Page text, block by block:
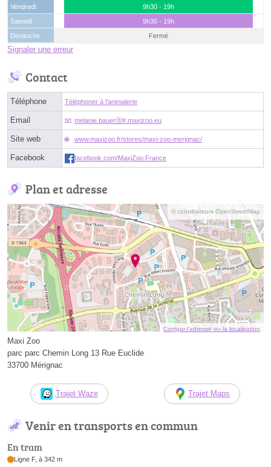
Vendredi
9h30 - 19h
Samedi
9h30 - 19h
Dimanche
Fermé
Signaler une erreur
Contact
Téléphone Téléphoner à l'animalerie
Email melanie.bauerⓐfr.maxizoo.eu
Site web www.maxizoo.fr/stores/maxi-zoo-merignac/
Facebook facebook.com/MaxiZoo.France
Plan et adresse
© contributeurs OpenStreetMap
Corriger l’adresse ou la localisation
Maxi Zoo
parc parc Chemin Long 13 Rue Euclide
33700 Mérignac
Trajet Waze Trajet Maps
Venir en transports en commun
En tram
Ligne F, à 342 m